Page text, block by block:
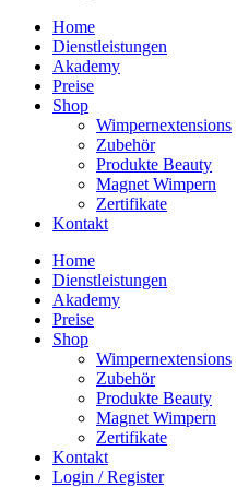
Home
Dienstleistungen
Akademy
Preise
Shop
Wimpernextensions
Zubehör
Produkte Beauty
Magnet Wimpern
Zertifikate
Kontakt
Home
Dienstleistungen
Akademy
Preise
Shop
Wimpernextensions
Zubehör
Produkte Beauty
Magnet Wimpern
Zertifikate
Kontakt
Login / Register